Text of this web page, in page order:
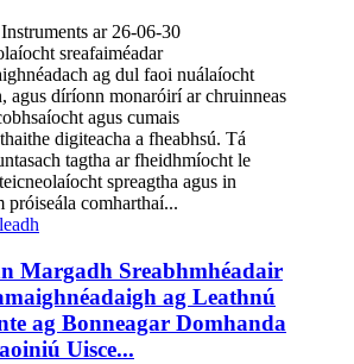
ar 26-06-30
sreafaiméadar
ag dul faoi nuálaíocht
agus díríonn monaróirí ar chruinneas
agus cumais
digiteacha a fheabhsú. Tá
tagtha ar fheidhmíocht le
spreagtha agus in
próiseála comharthaí...
Margadh Sreabhmhéadair
ag Leathnú
ag Bonneagar Domhanda
Uisce...